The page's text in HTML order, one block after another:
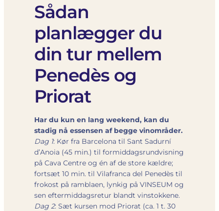
Sådan
planlægger du
din tur mellem
Penedès og
Priorat
Har du kun en lang weekend, kan du
stadig nå essensen af begge vinområder.
Dag 1: Kør fra Barcelona til Sant Sadurní
d’Anoia (45 min.) til formiddagsrundvisning
på Cava Centre og én af de store kældre;
fortsæt 10 min. til Vilafranca del Penedès til
frokost på ramblaen, lynkig på VINSEUM og
sen eftermiddagsretur blandt vinstokkene.
Dag 2: Sæt kursen mod Priorat (ca. 1 t. 30